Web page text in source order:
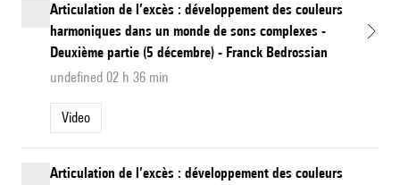
Articulation de l’excès : développement des couleurs
harmoniques dans un monde de sons complexes -
Deuxième partie (5 décembre) - Franck Bedrossian
undefined 02 h 36 min
Video
Articulation de l’excès : développement des couleurs